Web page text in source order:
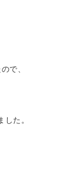
で、
た。